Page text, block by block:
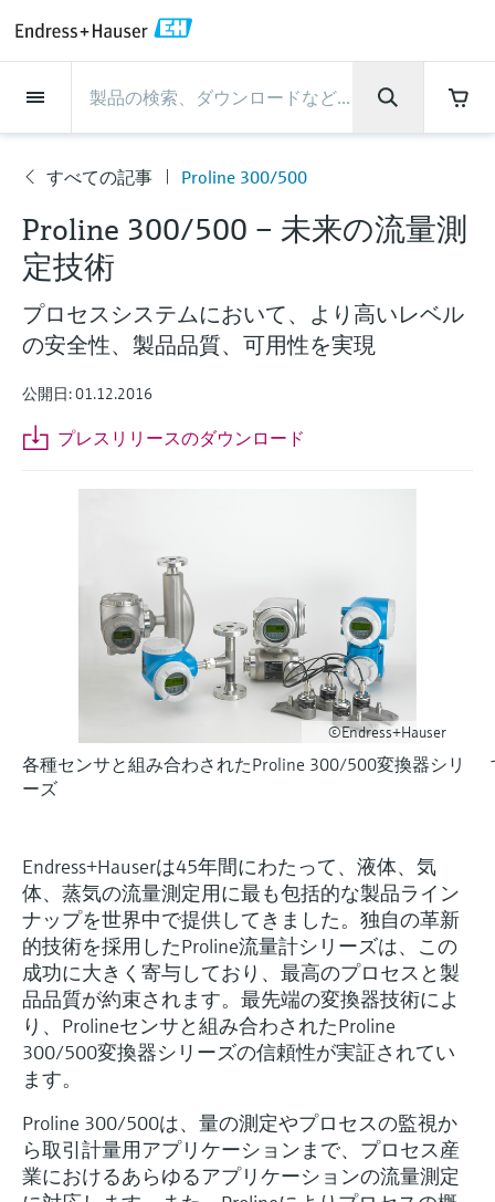
製品
流量計
レベル計・レベルスイッチ
水質分析
温度計
圧力 / 差圧伝送器
記録計・システム製品
Netilion IIoT
ソフトウェア
製品ツール
製品ファインダ
製品選定ツール『Applicator』
用途に応じて製品を検索・選定・構成
Device Viewer（デバイス ビューワ
ー）
機器固有の情報とドキュメント（取扱説明
書、技術仕様書、後継製品、スペアパー
ツ）を見つける
スペアパーツの検索
製品ルート、注文コード、またはシリアル
番号から予備部品を検索
流量計
電磁流量計
コリオリ質量流量計
超音波流量計
渦流量計
熱式質量流量計
差圧流量測定
レベル計・レベルスイッ
チ
レーダーレベル計
音叉式レベルスイッチ
ガイドレーダーレベル計
超音波式レベル計
静電容量式レベル計
導電率式レベル計
フロート式レベルスイッチ
放射線式レベル計
パドル式レベルスイッチ
サーボ式レベル計
機械式レベル計
マイクロ波バリアレベル測定
圧力を使用したレベル測定
製品一覧
水質分析
pHセンサおよび変換器
Conductivity sensors & transmitters
濁度センサ & 変換器
塩素センサ & 変換器
溶存酸素センサおよび変換器
実験器具
TOC, COD & SAC アナライザ
ORP（酸化 還元 電位）センサお
汚泥界面センサおよび変換器
栄養塩測定用アナライザ & センサ
金属測定用アナライザ
プロセスフォトメータ
マイクロ波透過による測定
Memosens technology
製品一覧
温度計
温度伝送器
産業用温度計
サーモウェル
高温用温度計
サニタリ温度計
一体型温度計
表面温度計
ケーブル付プローブ
マルチポイント温度計
製品一覧
圧力 / 差圧伝送器
絶対圧およびゲージ圧測定
差圧測定
製品一覧
記録計・システム製品
データマネージャ＆データロガー
プロセス表示器およびコントロー
ルユニット
電源およびバリア
ワイヤレスHART ソリューション
ゲートウェイ & モデム
Energy managers & application
サージアレスタ
化学成分の光学式分析
TDLASとQF分析装置
ラマン分光システム
排出ガス監視ソリューション
粒子計測機器
デジタルアナライザソリューショ
ン
overheight detectors（車両の高さ
超過検出器）
Netilion IIoT
Netilion Value
Netilion Health
Netilion Analytics
Netilionライブラリ
Netilion Inventory
Netilion Connect
Netilion Water
計装サービス
エンジニアリングサービス
サポートサービスおよび教育サー
ビス
計測器のメンテナンス
パフォーマンス最適化サービス
View all
エンジニアリングサービ
ス
計器新規調整
産業プロジェクト管理サービス
延長保証
サポートサービスおよび
教育サービス
計測器サポート
スマートサポートコネクト
プロセス計装トレーニング講座
計測器のメンテナンス
検証サービス
現地校正サービス
プロセスアナライザサービス
計測機器の修理
パフォーマンス最適化サー
ビス
測定性能分析
校正周期の最適化
ダイナミックインストールベース
インダストリー
食品 & 飲料産業
水処理・排水処理
石油・ガス／海事産業
ライフサイエンス
化学産業：サステナブルな成功の
パートナー
鉱業、鉄鋼産業：持続可能な未来
を引き出す
ユーティリティ - 蒸気ソリューシ
すべての業界の注目
ーション
プロセス産業を変革するデジタル
の力
意思決定に活用できるプロセスの
見える化で実現するオペレーショ
ナルエクセレンス
サポート
カスタマーサポート
サポートハブ：Endress+Hauserのサポート
に必要な情報を一括提供
取扱説明書、カタログ、ソフトウェア、ビ
デオ、認定書、その他さまざまなドキュメ
ントの検索、ダウンロードが可能です。
学ぶ
ラーニングセンター
で、あなたのスキルアップを力強くサポー
イベント & トレーニング
研修、セミナー、展示会、サミット、オン
ラインセミナーなど、さまざまなイベント
からお選びください。
会社情報
Endress+Hauserについて
プロダクトセンターの役割
ケイパビリティ
導入事例
ニュース＆ストーリー
イベント & トレーニング
Endress+Hauserについて
会社概要
エンドレスハウザー ジャパン
財務成績
グループ経営陣
沿革
企業文化と価値感
プロダクトセンターの役
割
Endress+Hauser Level+Pressure
Endress+Hauser Flow
Endress+Hauser Liquid Analysis
Temperature+System Products
Endress+Hauser Digital Solutions
Endress+Hauser SICK
ケイパビリティ
プロセスの安全性
サイバーセキュリティ
プロジェクトのプロセスオートメ
ーション
My Endress+Hauser
B2B インテグレーション
ニュース＆ストーリー
ニュース＆ストーリー概要
すべての記事
プレスリリース
クイックファクト
メディア素材
プレスイベント
イベント & トレーニング
トレーニング
セミナー
展示会
オンラインセミナー
サミット
ネットワーキング
キャリア
募集中の職種を見る
Endress+Hauserで働く
その他の採用情報
Job opportunities with Innovative
Sensor Technology IST AG
Endress+Hauser SICK
社
情
報
すべての記事 Proline 300/500
Proline 300/500 – 未来の流量測
定技術
プロセスシステムにおいて、より高いレベル
の安全性、製品品質、可用性を実現
公開日: 01.12.2016
プレスリリースのダウンロード
©Endress+Hauser
各種センサと組み合わされたProline 300/500変換器シリ
ーズ
Endress+Hauserは45年間にわたって、液体、気
体、蒸気の流量測定用に最も包括的な製品ライン
ナップを世界中で提供してきました。独自の革新
的技術を採用したProline流量計シリーズは、この
成功に大きく寄与しており、最高のプロセスと製
品品質が約束されます。最先端の変換器技術によ
り、Prolineセンサと組み合わされたProline
300/500変換器シリーズの信頼性が実証されてい
ます。
Proline 300/500は、量の測定やプロセスの監視か
ら取引計量用アプリケーションまで、プロセス産
業におけるあらゆるアプリケーションの流量測定